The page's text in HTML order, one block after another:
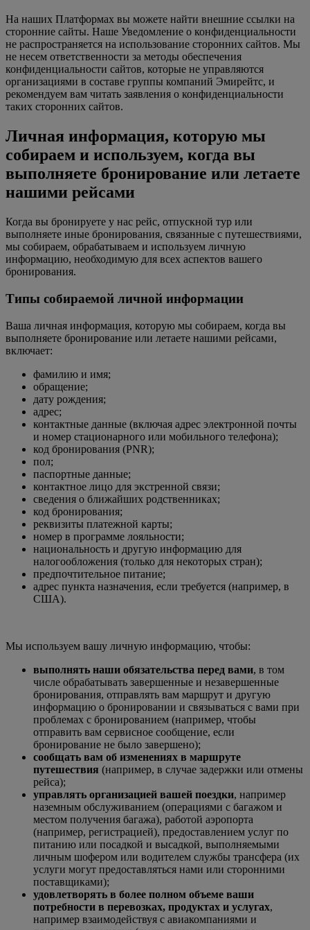
На наших Платформах вы можете найти внешние ссылки на
сторонние сайты. Наше Уведомление о конфиденциальности
не распространяется на использование сторонних сайтов. Мы
не несем ответственности за методы обеспечения
конфиденциальности сайтов, которые не управляются
организациями в составе группы компаний Эмирейтс, и
рекомендуем вам читать заявления о конфиденциальности
таких сторонних сайтов.
Личная информация, которую мы
собираем и используем, когда вы
выполняете бронирование или летаете
нашими рейсами
Когда вы бронируете у нас рейс, отпускной тур или
выполняете иные бронирования, связанные с путешествиями,
мы собираем, обрабатываем и используем личную
информацию, необходимую для всех аспектов вашего
бронирования.
Типы собираемой личной информации
Ваша личная информация, которую мы собираем, когда вы
выполняете бронирование или летаете нашими рейсами,
включает:
фамилию и имя;
обращение;
дату рождения;
адрес;
контактные данные (включая адрес электронной почты
и номер стационарного или мобильного телефона);
код бронирования (PNR);
пол;
паспортные данные;
контактное лицо для экстренной связи;
сведения о ближайших родственниках;
код бронирования;
реквизиты платежной карты;
номер в программе лояльности;
национальность и другую информацию для
налогообложения (только для некоторых стран);
предпочтительное питание;
адрес пункта назначения, если требуется (например, в
США).
Мы используем вашу личную информацию, чтобы:
выполнять наши обязательства перед вами, в том
числе обрабатывать завершенные и незавершенные
бронирования, отправлять вам маршрут и другую
информацию о бронировании и связываться с вами при
проблемах с бронированием (например, чтобы
отправить вам сервисное сообщение, если
бронирование не было завершено);
сообщать вам об изменениях в маршруте
путешествия (например, в случае задержки или отмены
рейса);
управлять организацией вашей поездки, например
наземным обслуживанием (операциями с багажом и
местом получения багажа), работой аэропорта
(например, регистрацией), предоставлением услуг по
питанию или посадкой и высадкой, выполняемыми
личным шофером или водителем службы трансфера (их
услуги могут предоставляться нами или сторонними
поставщиками);
удовлетворять в более полном объеме ваши
потребности в перевозках, продуктах и услугах,
например взаимодействуя с авиакомпаниями и